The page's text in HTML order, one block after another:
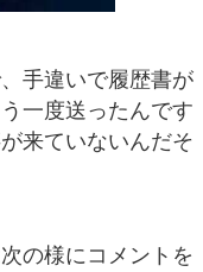
手違いで履歴書が
一度送ったんです
来ていないんだそ
の様にコメントを